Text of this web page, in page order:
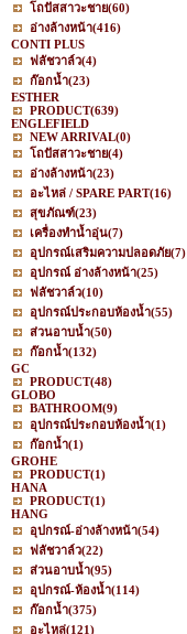
โถปัสสาวะชาย(60)
อ่างล้างหน้า(416)
CONTI PLUS
ฟลัชวาล์ว(4)
ก๊อกน้ำ(23)
ESTHER
PRODUCT(639)
ENGLEFIELD
NEW ARRIVAL(0)
โถปัสสาวะชาย(4)
อ่างล้างหน้า(23)
อะไหล่ / SPARE PART(16)
สุขภัณฑ์(23)
เครื่องทำน้ำอุ่น(7)
อุปกรณ์เสริมความปลอดภัย(7)
อุปกรณ์ อ่างล้างหน้า(25)
ฟลัชวาล์ว(10)
อุปกรณ์ประกอบห้องน้ำ(55)
ส่วนอาบน้ำ(50)
ก๊อกน้ำ(132)
GC
PRODUCT(48)
GLOBO
BATHROOM(9)
อุปกรณ์ประกอบห้องน้ำ(1)
ก๊อกน้ำ(1)
GROHE
PRODUCT(1)
HANA
PRODUCT(1)
HANG
อุปกรณ์-อ่างล้างหน้า(54)
ฟลัชวาล์ว(22)
ส่วนอาบน้ำ(95)
อุปกรณ์-ห้องน้ำ(114)
ก๊อกน้ำ(375)
อะไหล่(121)